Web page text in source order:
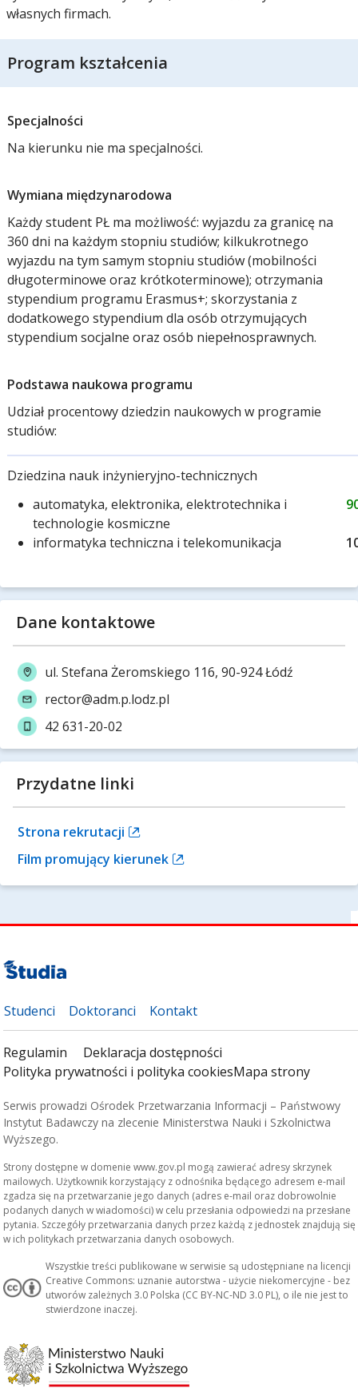
własnych firmach.
Program kształcenia
Specjalności
Na kierunku nie ma specjalności.
Wymiana międzynarodowa
Każdy student PŁ ma możliwość: wyjazdu za granicę na
360 dni na każdym stopniu studiów; kilkukrotnego
wyjazdu na tym samym stopniu studiów (mobilności
długoterminowe oraz krótkoterminowe); otrzymania
stypendium programu Erasmus+; skorzystania z
dodatkowego stypendium dla osób otrzymujących
stypendium socjalne oraz osób niepełnosprawnych.
Podstawa naukowa programu
Udział procentowy dziedzin naukowych w programie
studiów:
Dziedzina nauk inżynieryjno-technicznych
automatyka, elektronika, elektrotechnika i
technologie kosmiczne
informatyka techniczna i telekomunikacja
Dane kontaktowe
ul. Stefana Żeromskiego 116, 90-924 Łódź
rector@adm.p.lodz.pl
42 631-20-02
Przydatne linki
Strona rekrutacji
Film promujący kierunek
Studenci Doktoranci Kontakt
Regulamin
Deklaracja dostępności
Polityka prywatności i polityka cookiesMapa strony
Serwis prowadzi Ośrodek Przetwarzania Informacji – Państwowy
Instytut Badawczy na zlecenie Ministerstwa Nauki i Szkolnictwa
Wyższego.
Strony dostępne w domenie www.gov.pl mogą zawierać adresy skrzynek
mailowych. Użytkownik korzystający z odnośnika będącego adresem e-mail
zgadza się na przetwarzanie jego danych (adres e-mail oraz dobrowolnie
podanych danych w wiadomości) w celu przesłania odpowiedzi na przesłane
pytania. Szczegóły przetwarzania danych przez każdą z jednostek znajdują się
w ich politykach przetwarzania danych osobowych.
Wszystkie treści publikowane w serwisie są udostępniane na licencji
Creative Commons: uznanie autorstwa - użycie niekomercyjne - bez
utworów zależnych 3.0 Polska (CC BY-NC-ND 3.0 PL), o ile nie jest to
stwierdzone inaczej.